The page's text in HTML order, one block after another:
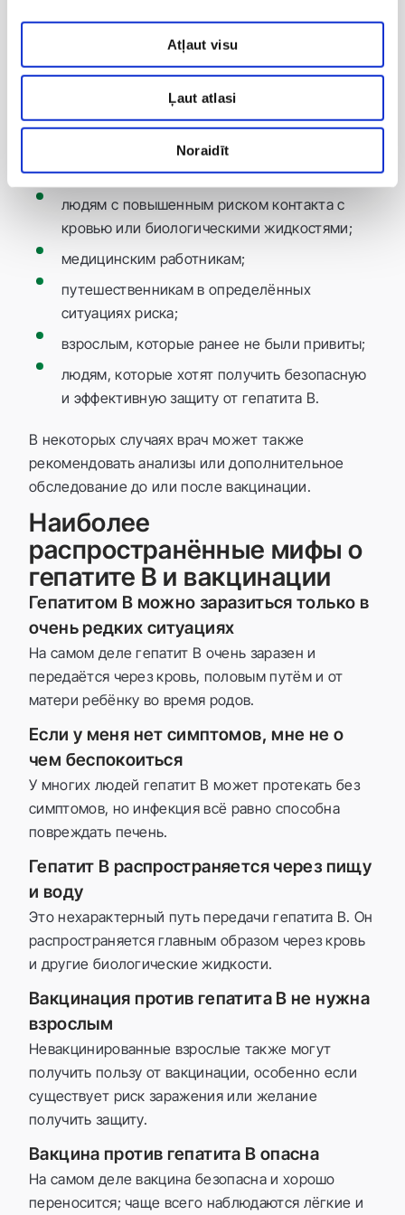
Atļaut visu
Ļaut atlasi
Noraidīt
или специалистом по вакцинации.
Кому рекомендуется
вакцинация против
Вакцинация против гепатита B рекомендуется:
людям с повышенным риском контакта с
кровью или биологическими жидкостями;
медицинским работникам;
путешественникам в определённых
ситуациях риска;
взрослым, которые ранее не были привиты;
людям, которые хотят получить безопасную
и эффективную защиту от гепатита B.
В некоторых случаях врач может также
рекомендовать анализы или дополнительное
обследование до или после вакцинации.
Наиболее
распространённые мифы о
гепатите B и вакцинации
Гепатитом B можно заразиться только в
очень редких ситуациях
На самом деле гепатит B очень заразен и
передаётся через кровь, половым путём и от
матери ребёнку во время родов.
Если у меня нет симптомов, мне не о
чем беспокоиться
У многих людей гепатит B может протекать без
симптомов, но инфекция всё равно способна
повреждать печень.
Гепатит B распространяется через пищу
и воду
Это нехарактерный путь передачи гепатита B. Он
распространяется главным образом через кровь
и другие биологические жидкости.
Вакцинация против гепатита B не нужна
взрослым
Невакцинированные взрослые также могут
получить пользу от вакцинации, особенно если
существует риск заражения или желание
получить защиту.
Вакцина против гепатита B опасна
На самом деле вакцина безопасна и хорошо
переносится; чаще всего наблюдаются лёгкие и